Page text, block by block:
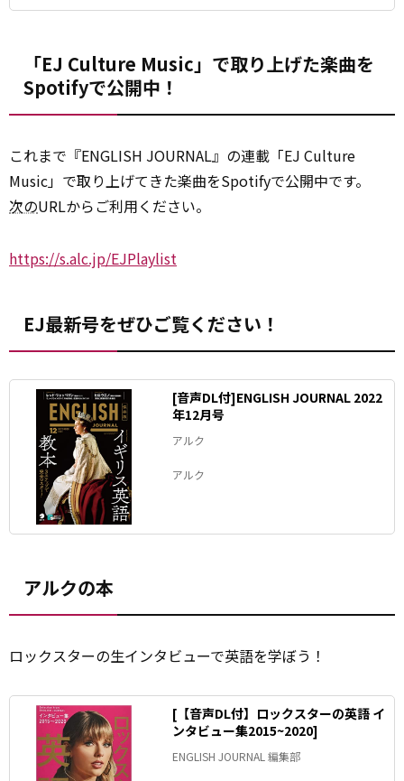
「EJ Culture Music」で取り上げた楽曲を
Spotifyで公開中！
これまで『ENGLISH JOURNAL』の連載「EJ Culture
Music」で取り上げてきた楽曲をSpotifyで公開中です。
次のURLからご利用ください。
https://s.alc.jp/EJPlaylist
EJ最新号をぜひご覧ください！
[音声DL付]ENGLISH JOURNAL 2022
年12月号
アルク
アルク
アルクの本
ロックスターの生インタビューで英語を学ぼう！
[【音声DL付】ロックスターの英語 イ
ンタビュー集2015~2020]
ENGLISH JOURNAL 編集部